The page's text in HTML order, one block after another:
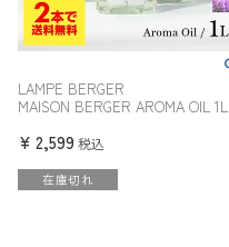
LAMPE BERGER
MAISON BERGER AROMA OIL 1L
¥ 2,599 税込
在庫切れ